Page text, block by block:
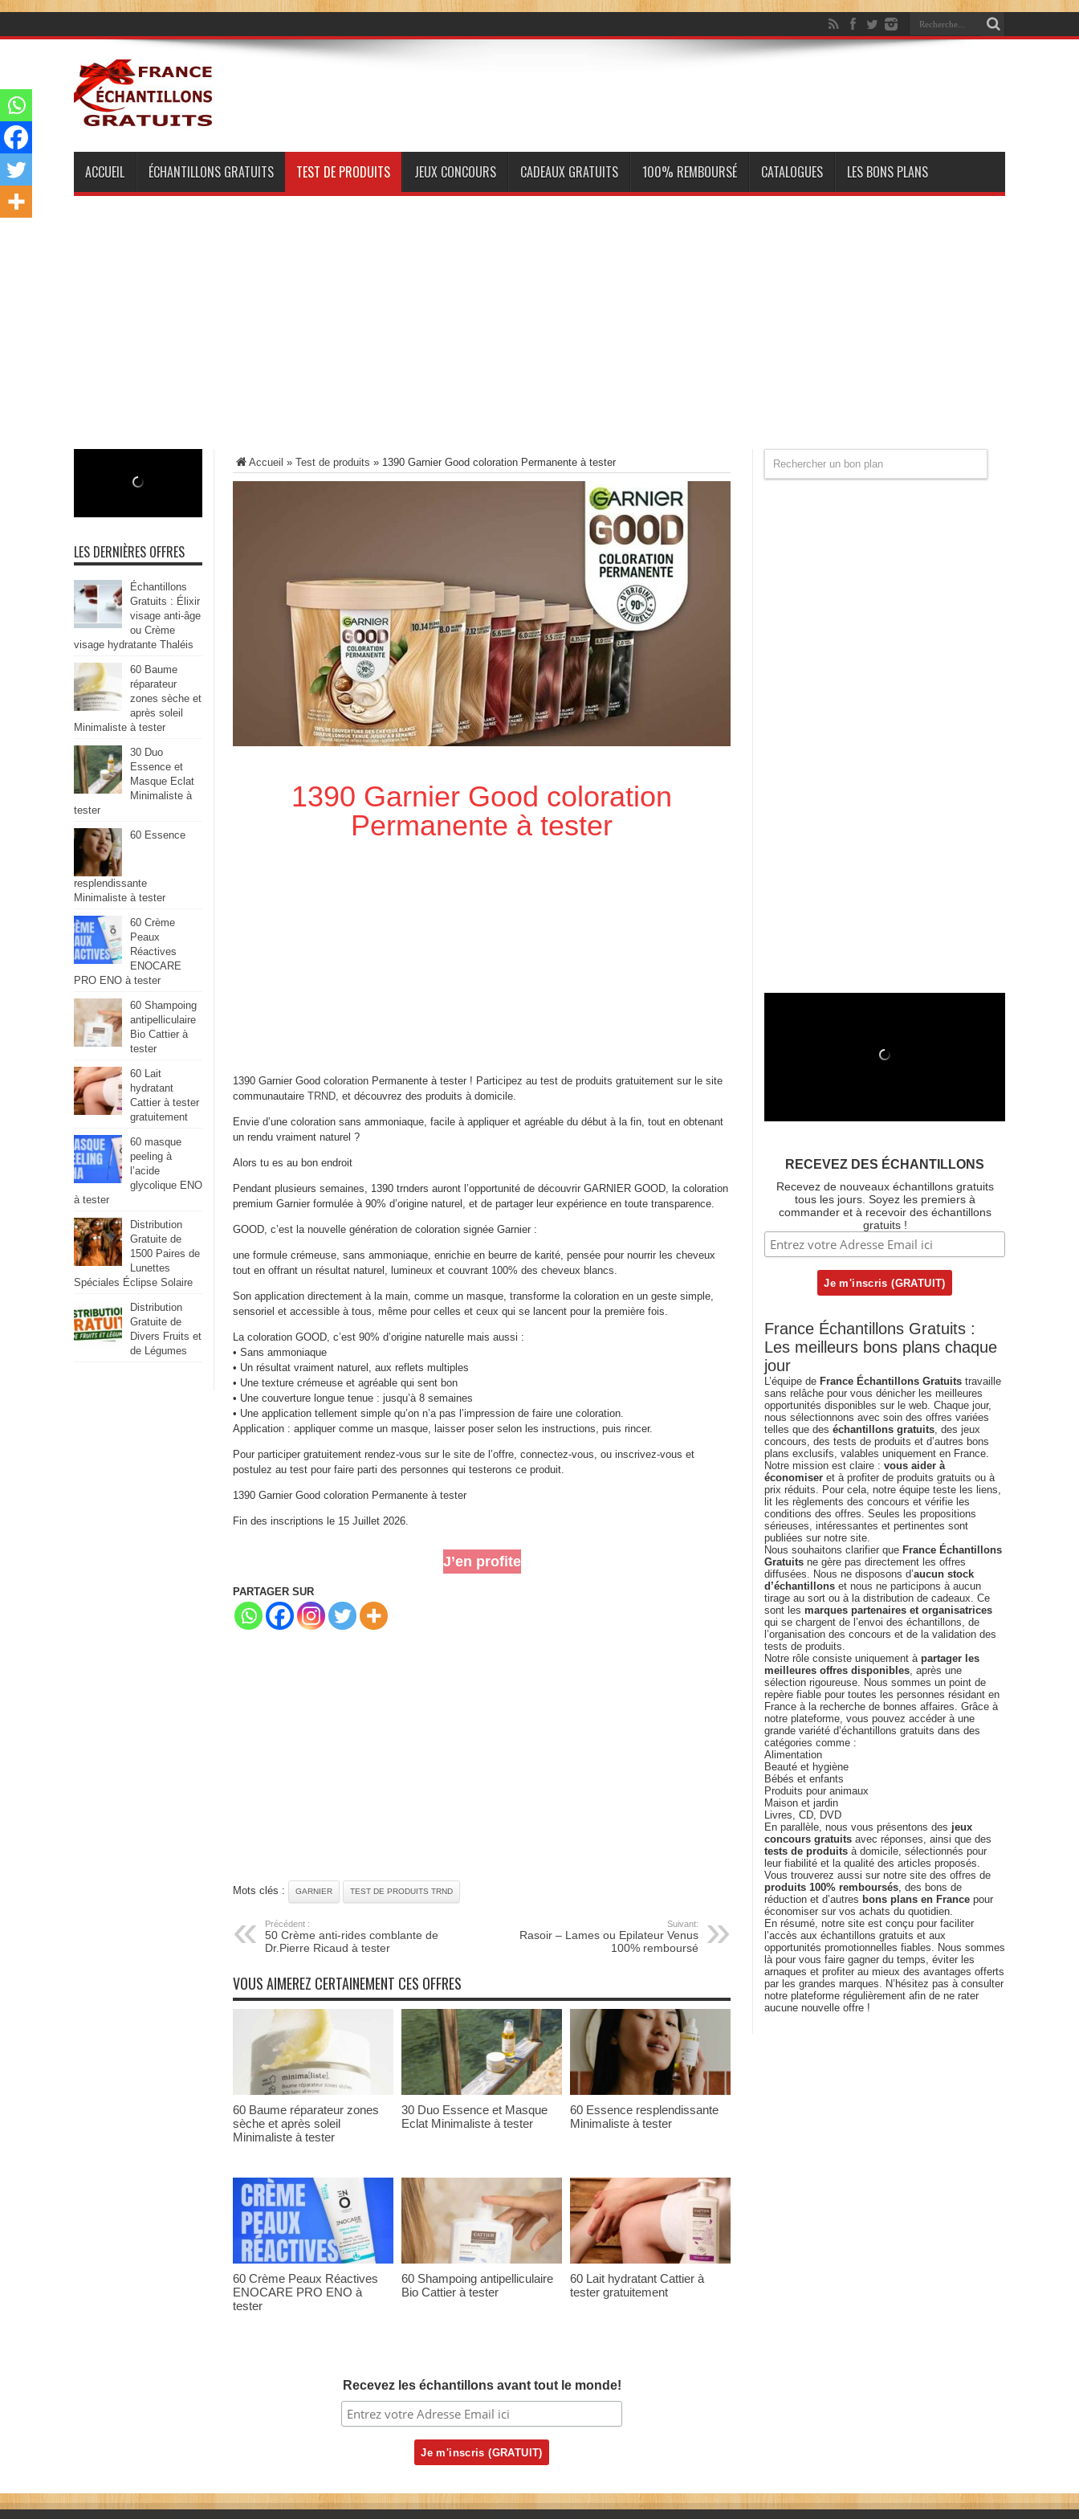
ACCUEIL ÉCHANTILLONS GRATUITS TEST DE PRODUITS JEUX CONCOURS CADEAUX GRATUITS 100% REMBOURSÉ CATALOGUES LES BONS PLANS
Accueil » Test de produits » 1390 Garnier Good coloration Permanente à tester
1390 Garnier Good coloration
Permanente à tester
1390 Garnier Good coloration Permanente à tester ! Participez au test de produits gratuitement sur le site
communautaire TRND, et découvrez des produits à domicile.
Envie d’une coloration sans ammoniaque, facile à appliquer et agréable du début à la fin, tout en obtenant
un rendu vraiment naturel ?
Alors tu es au bon endroit
Pendant plusieurs semaines, 1390 trnders auront l’opportunité de découvrir GARNIER GOOD, la coloration
premium Garnier formulée à 90% d’origine naturel, et de partager leur expérience en toute transparence.
GOOD, c’est la nouvelle génération de coloration signée Garnier :
une formule crémeuse, sans ammoniaque, enrichie en beurre de karité, pensée pour nourrir les cheveux
tout en offrant un résultat naturel, lumineux et couvrant 100% des cheveux blancs.
Son application directement à la main, comme un masque, transforme la coloration en un geste simple,
sensoriel et accessible à tous, même pour celles et ceux qui se lancent pour la première fois.
La coloration GOOD, c’est 90% d’origine naturelle mais aussi :
• Sans ammoniaque
• Un résultat vraiment naturel, aux reflets multiples
• Une texture crémeuse et agréable qui sent bon
• Une couverture longue tenue : jusqu’à 8 semaines
• Une application tellement simple qu’on n’a pas l’impression de faire une coloration.
Application : appliquer comme un masque, laisser poser selon les instructions, puis rincer.
Pour participer gratuitement rendez-vous sur le site de l’offre, connectez-vous, ou inscrivez-vous et
postulez au test pour faire parti des personnes qui testerons ce produit.
1390 Garnier Good coloration Permanente à tester
Fin des inscriptions le 15 Juillet 2026.
J’en profite
PARTAGER SUR
Mots clés : GARNIER TEST DE PRODUITS TRND
Précédent :
50 Crème anti-rides comblante de
Dr.Pierre Ricaud à tester
Suivant:
Rasoir – Lames ou Epilateur Venus
100% remboursé
VOUS AIMEREZ CERTAINEMENT CES OFFRES
60 Baume réparateur zones
sèche et après soleil
Minimaliste à tester
30 Duo Essence et Masque
Eclat Minimaliste à tester
60 Essence resplendissante
Minimaliste à tester
60 Crème Peaux Réactives
ENOCARE PRO ENO à
tester
60 Shampoing antipelliculaire
Bio Cattier à tester
60 Lait hydratant Cattier à
tester gratuitement
Recevez les échantillons avant tout le monde!
LES DERNIÈRES OFFRES
Échantillons
Gratuits : Élixir
visage anti-âge
ou Crème
visage hydratante Thaléis
60 Baume
réparateur
zones sèche et
après soleil
Minimaliste à tester
30 Duo
Essence et
Masque Eclat
Minimaliste à
tester
60 Essence
resplendissante
Minimaliste à tester
60 Crème
Peaux
Réactives
ENOCARE
PRO ENO à tester
60 Shampoing
antipelliculaire
Bio Cattier à
tester
60 Lait
hydratant
Cattier à tester
gratuitement
60 masque
peeling à
l’acide
glycolique ENO
à tester
Distribution
Gratuite de
1500 Paires de
Lunettes
Spéciales Éclipse Solaire
Distribution
Gratuite de
Divers Fruits et
de Légumes
RECEVEZ DES ÉCHANTILLONS
Recevez de nouveaux échantillons gratuits
tous les jours. Soyez les premiers à
commander et à recevoir des échantillons
gratuits !
France Échantillons Gratuits :
Les meilleurs bons plans chaque
jour
L’équipe de France Échantillons Gratuits travaille
sans relâche pour vous dénicher les meilleures
opportunités disponibles sur le web. Chaque jour,
nous sélectionnons avec soin des offres variées
telles que des échantillons gratuits, des jeux
concours, des tests de produits et d’autres bons
plans exclusifs, valables uniquement en France.
Notre mission est claire : vous aider à
économiser et à profiter de produits gratuits ou à
prix réduits. Pour cela, notre équipe teste les liens,
lit les règlements des concours et vérifie les
conditions des offres. Seules les propositions
sérieuses, intéressantes et pertinentes sont
publiées sur notre site.
Nous souhaitons clarifier que France Échantillons
Gratuits ne gère pas directement les offres
diffusées. Nous ne disposons d’aucun stock
d’échantillons et nous ne participons à aucun
tirage au sort ou à la distribution de cadeaux. Ce
sont les marques partenaires et organisatrices
qui se chargent de l’envoi des échantillons, de
l’organisation des concours et de la validation des
tests de produits.
Notre rôle consiste uniquement à partager les
meilleures offres disponibles, après une
sélection rigoureuse. Nous sommes un point de
repère fiable pour toutes les personnes résidant en
France à la recherche de bonnes affaires. Grâce à
notre plateforme, vous pouvez accéder à une
grande variété d’échantillons gratuits dans des
catégories comme :
Alimentation
Beauté et hygiène
Bébés et enfants
Produits pour animaux
Maison et jardin
Livres, CD, DVD
En parallèle, nous vous présentons des jeux
concours gratuits avec réponses, ainsi que des
tests de produits à domicile, sélectionnés pour
leur fiabilité et la qualité des articles proposés.
Vous trouverez aussi sur notre site des offres de
produits 100% remboursés, des bons de
réduction et d’autres bons plans en France pour
économiser sur vos achats du quotidien.
En résumé, notre site est conçu pour faciliter
l’accès aux échantillons gratuits et aux
opportunités promotionnelles fiables. Nous sommes
là pour vous faire gagner du temps, éviter les
arnaques et profiter au mieux des avantages offerts
par les grandes marques. N’hésitez pas à consulter
notre plateforme régulièrement afin de ne rater
aucune nouvelle offre !